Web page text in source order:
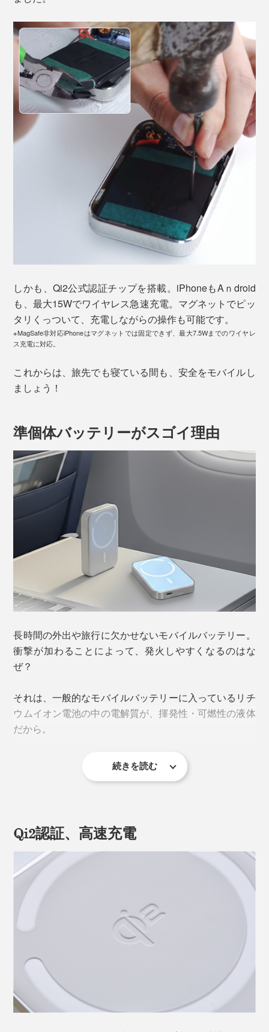
しかも、Qi2公式認証チップを搭載。iPhoneもAｎdroid
も、最大15Wでワイヤレス急速充電。マグネットでピッ
タリくっついて、充電しながらの操作も可能です。
※MagSafe非対応iPhoneはマグネットでは固定できず、最大7.5Wまでのワイヤレ
ス充電に対応。
これからは、旅先でも寝ている間も、安全をモバイルし
ましょう！
準個体バッテリーがスゴイ理由
長時間の外出や旅行に欠かせないモバイルバッテリー。
衝撃が加わることによって、発火しやすくなるのはな
ぜ？
それは、一般的なモバイルバッテリーに入っているリチ
ウムイオン電池の中の電解質が、揮発性・可燃性の液体
だから。
落としたりぶつかったり、衝撃が加わると、内部で液体
そのリスクを大幅に軽減したのが、「準個体バッテリ
ー」。電池メーカー各社が競って研究開発をおこなって
いる、今大注目の電池です。
続きを読む
Qi2認証、高速充電